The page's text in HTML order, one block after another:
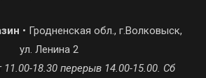
• Гродненская обл., г.Волковыск,
ул. Ленина 2
18.30 перерыв 14.00-15.00. Сб